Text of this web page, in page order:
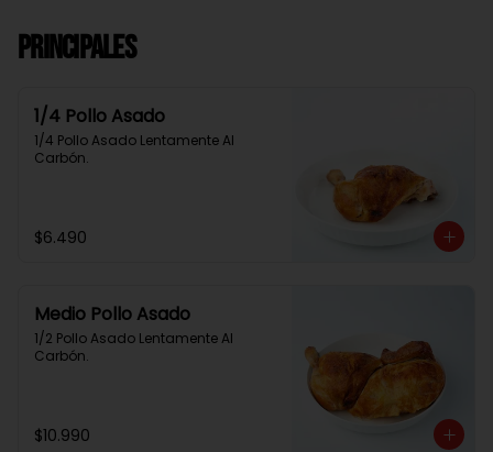
Principales
1/4 Pollo Asado
1/4 Pollo Asado Lentamente Al
Carbón.
$6.490
Medio Pollo Asado
1/2 Pollo Asado Lentamente Al
Carbón.
$10.990